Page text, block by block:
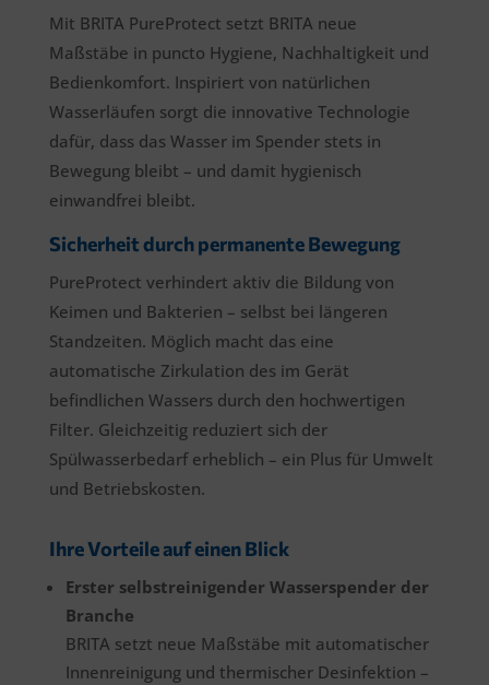
Mit BRITA PureProtect setzt BRITA neue
Maßstäbe in puncto Hygiene, Nachhaltigkeit und
Bedienkomfort. Inspiriert von natürlichen
Wasserläufen sorgt die innovative Technologie
dafür, dass das Wasser im Spender stets in
Bewegung bleibt – und damit hygienisch
einwandfrei bleibt.
Sicherheit durch permanente Bewegung
PureProtect verhindert aktiv die Bildung von
Keimen und Bakterien – selbst bei längeren
Standzeiten. Möglich macht das eine
automatische Zirkulation des im Gerät
befindlichen Wassers durch den hochwertigen
Filter. Gleichzeitig reduziert sich der
Spülwasserbedarf erheblich – ein Plus für Umwelt
und Betriebskosten.
Ihre Vorteile auf einen Blick
Erster selbstreinigender Wasserspender der
Branche
BRITA setzt neue Maßstäbe mit automatischer
Innenreinigung und thermischer Desinfektion –